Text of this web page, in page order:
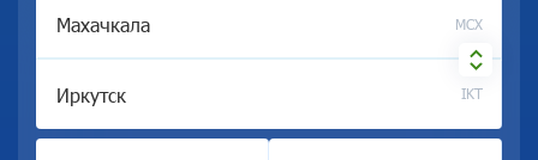
MCX
IKT